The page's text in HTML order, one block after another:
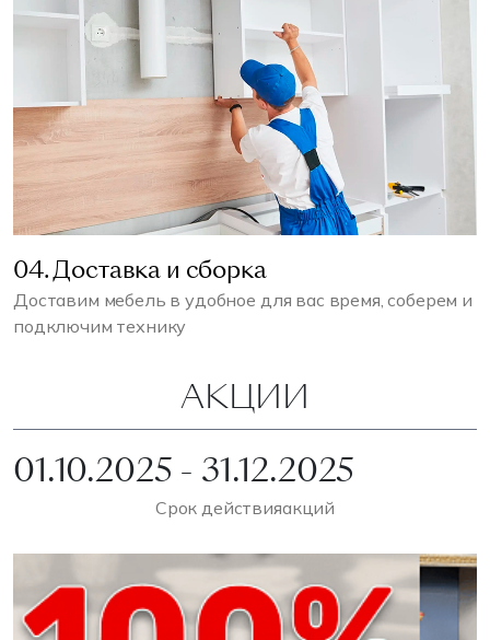
04. Доставка и сборка
Доставим мебель в удобное для вас время, соберем и
подключим технику
АКЦИИ
01.10.2025 - 31.12.2025
Срок действияакций